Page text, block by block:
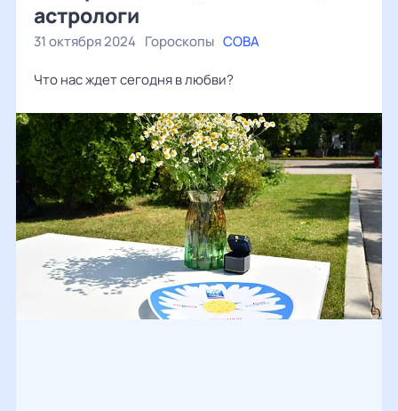
астрологи
31 октября 2024 Гороскопы СОВА
Что нас ждет сегодня в любви?